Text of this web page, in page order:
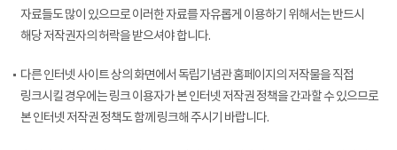
자료들도 많이 있으므로 이러한 자료를 자유롭게 이용하기 위해서는 반드시
해당 저작권자의 허락을 받으셔야 합니다.
다른 인터넷 사이트 상의 화면에서 독립기념관 홈페이지의 저작물을 직접
링크시킬 경우에는 링크 이용자가 본 인터넷 저작권 정책을 간과할 수 있으므로
본 인터넷 저작권 정책도 함께 링크해 주시기 바랍니다.